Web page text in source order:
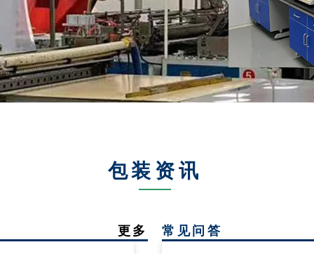
包装资讯
更多 常见问答